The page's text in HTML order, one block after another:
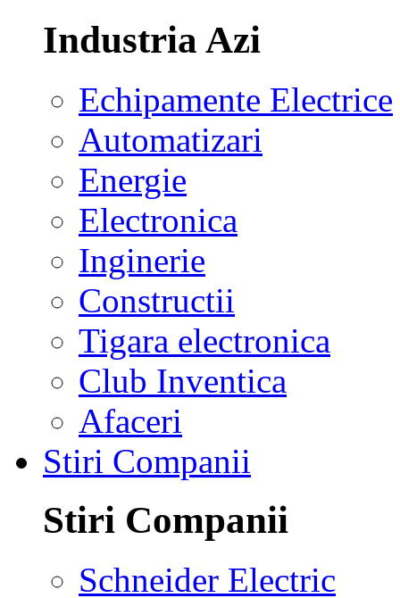
Industria Azi
Echipamente Electrice
Automatizari
Energie
Electronica
Inginerie
Constructii
Tigara electronica
Club Inventica
Afaceri
Stiri Companii
Stiri Companii
Schneider Electric